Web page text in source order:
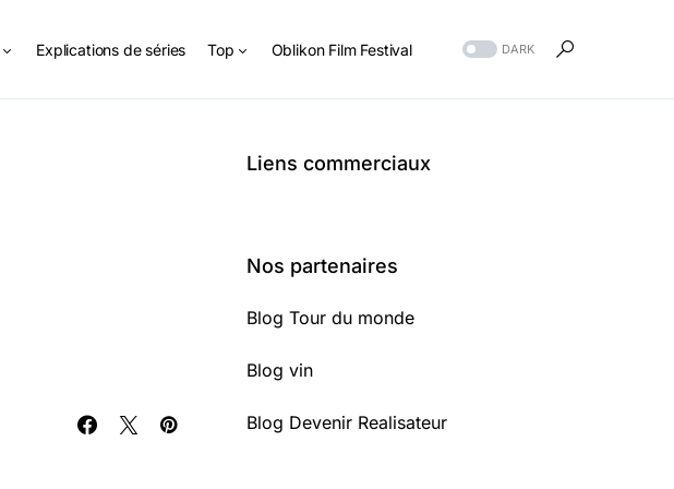
Explications de séries Top Oblikon Film Festival DARK
Liens commerciaux
Nos partenaires
Blog Tour du monde
Blog vin
Blog Devenir Realisateur